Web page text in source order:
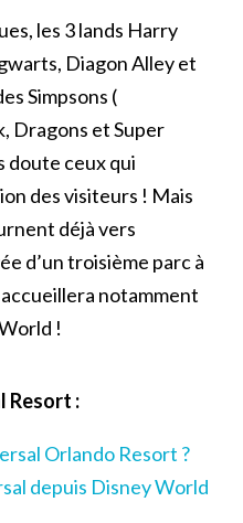
les 3 lands Harry
Diagon Alley et
Simpsons (
Dragons et Super
doute ceux qui
des visiteurs ! Mais
déjà vers
d’un troisième parc à
notamment
!
Resort :
Orlando Resort ?
depuis Disney World